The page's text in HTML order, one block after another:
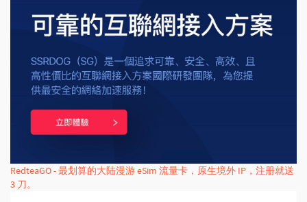
RedteaGO - 最划算的大陆漫游 eSim 流量卡，原生境外 IP，注册就送
3 刀。